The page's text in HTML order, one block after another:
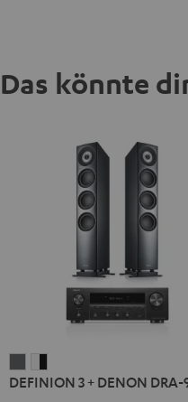
Das könnte
3
3
DEFINION 3 + DENON